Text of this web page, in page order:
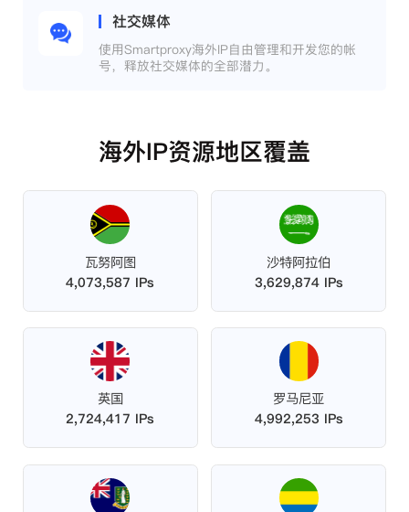
社交媒体
使用Smartproxy海外IP自由管理和开发您的帐
号，释放社交媒体的全部潜力。
海外IP资源地区覆盖
瓦努阿图
4,073,587 IPs
沙特阿拉伯
3,629,874 IPs
英国
2,724,417 IPs
罗马尼亚
4,992,253 IPs